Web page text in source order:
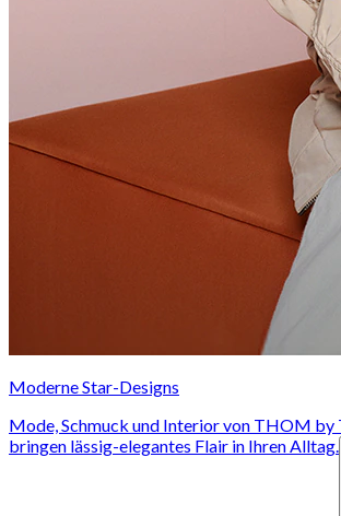
Moderne Star-Designs
Mode, Schmuck und Interior von THOM by
bringen lässig-elegantes Flair in Ihren Alltag.